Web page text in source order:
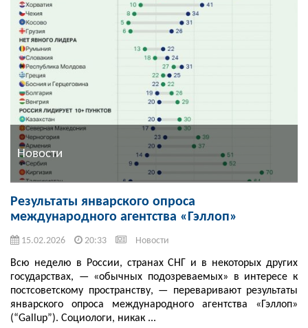
Новости
Результаты январского опроса
международного агентства «Гэллоп»
15.02.2026 20:33 Новости
Всю неделю в России, странах СНГ и в некоторых других
государствах, — «обычных подозреваемых» в интересе к
постсоветскому пространству, — переваривают результаты
январского опроса международного агентства «Гэллоп»
(“Gallup”). Социологи, никак ...